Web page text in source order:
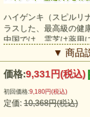
ハイゲンキ（スピルリ
ラスした、最高級の健
中国では、霊芝は薬用
とから、霊芝と呼ばれ
酵素とは
身体の働きになくては
酵素は、体内で作られ
▼ 商品
価格:9,331円(税込)
初回価格:9,180円(税込)
定価:10,368円(税込)